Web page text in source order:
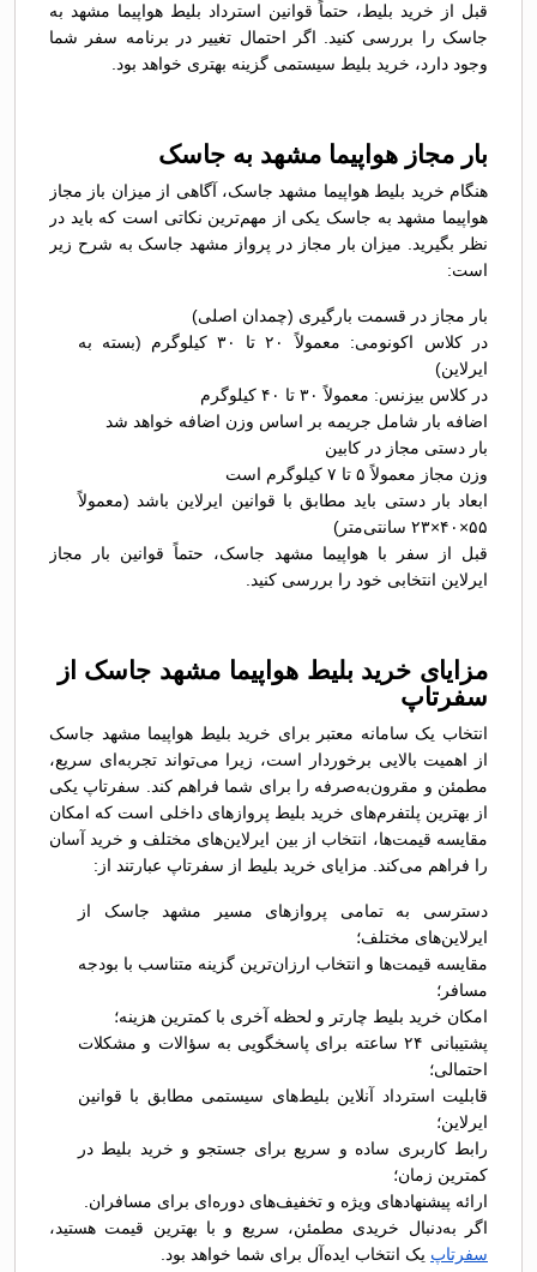
قبل از خرید بلیط، حتماً قوانین استرداد بلیط هواپیما مشهد به
جاسک را بررسی کنید. اگر احتمال تغییر در برنامه سفر شما
وجود دارد، خرید بلیط سیستمی گزینه بهتری خواهد بود.
بار مجاز هواپیما مشهد به جاسک
هنگام خرید بلیط هواپیما مشهد جاسک، آگاهی از میزان باز مجاز
هواپیما مشهد به جاسک یکی از مهم‌ترین نکاتی است که باید در
نظر بگیرید. میزان بار مجاز در پرواز مشهد جاسک به شرح زیر
است:
بار مجاز در قسمت بارگیری (چمدان اصلی)
در کلاس اکونومی: معمولاً ۲۰ تا ۳۰ کیلوگرم (بسته به
ایرلاین)
در کلاس بیزنس: معمولاً ۳۰ تا ۴۰ کیلوگرم
اضافه بار شامل جریمه بر اساس وزن اضافه خواهد شد
بار دستی مجاز در کابین
وزن مجاز معمولاً ۵ تا ۷ کیلوگرم است
ابعاد بار دستی باید مطابق با قوانین ایرلاین باشد (معمولاً
۵۵×۴۰×۲۳ سانتی‌متر)
قبل از سفر با هواپیما مشهد جاسک، حتماً قوانین بار مجاز
ایرلاین انتخابی خود را بررسی کنید.
مزایای خرید بلیط هواپیما مشهد جاسک از
سفرتاپ
انتخاب یک سامانه معتبر برای خرید بلیط هواپیما مشهد جاسک
از اهمیت بالایی برخوردار است، زیرا می‌تواند تجربه‌ای سریع،
مطمئن و مقرون‌به‌صرفه را برای شما فراهم کند. سفرتاپ یکی
از بهترین پلتفرم‌های خرید بلیط پروازهای داخلی است که امکان
مقایسه قیمت‌ها، انتخاب از بین ایرلاین‌های مختلف و خرید آسان
را فراهم می‌کند. مزایای خرید بلیط از سفرتاپ عبارتند از:
دسترسی به تمامی پروازهای مسیر مشهد جاسک از
ایرلاین‌های مختلف؛
مقایسه قیمت‌ها و انتخاب ارزان‌ترین گزینه متناسب با بودجه
مسافر؛
امکان خرید بلیط چارتر و لحظه آخری با کمترین هزینه؛
پشتیبانی ۲۴ ساعته برای پاسخگویی به سؤالات و مشکلات
احتمالی؛
قابلیت استرداد آنلاین بلیط‌های سیستمی مطابق با قوانین
ایرلاین؛
رابط کاربری ساده و سریع برای جستجو و خرید بلیط در
کمترین زمان؛
ارائه پیشنهادهای ویژه و تخفیف‌های دوره‌ای برای مسافران.
اگر به‌دنبال خریدی مطمئن، سریع و با بهترین قیمت هستید،
سفرتاپ یک انتخاب ایده‌آل برای شما خواهد بود.